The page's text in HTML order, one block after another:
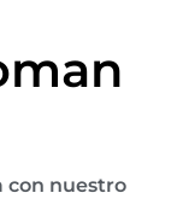
con nuestro